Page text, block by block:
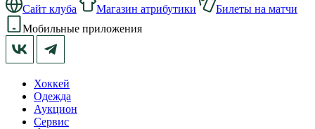
Сайт клуба Магазин атрибутики
Билеты на матчи
Мобильные приложения
Хоккей
Одежда
Аукцион
Сервис